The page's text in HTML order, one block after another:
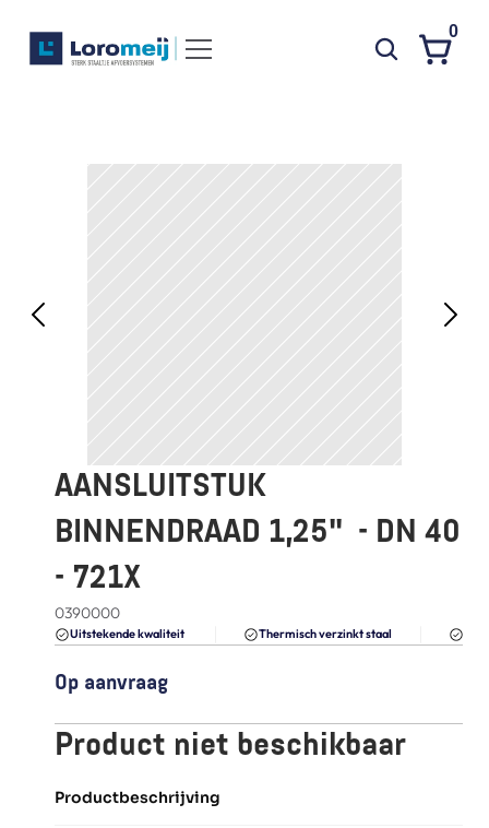
FAQ
Blogs
0
AANSLUITSTUK
BINNENDRAAD 1,25"  - DN 40
- 721X
0390000
Uitstekende kwaliteit Thermisch verzinkt staal
Op aanvraag
Product niet beschikbaar
Productbeschrijving